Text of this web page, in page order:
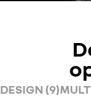
DESIGN (9)